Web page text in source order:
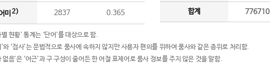
미 2) 2837 0.365 합계 776710
현황' 통계는 '단어'를 대상으로 함.
와 ‘접사’는 문법적으로 품사에 속하지 않지만 사용자 편의를 위하여 품사와 같은 층위로 처리함.
없음’은 ‘어근’과 구 구성이 줄어든 한 어절 표제어로 품사 정보를 주지 않은 것을 말함.